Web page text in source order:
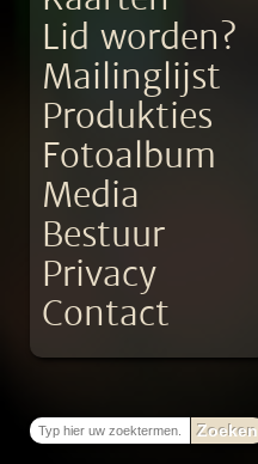
Lid worden?
Mailinglijst
Produkties
Fotoalbum
Media
Bestuur
Privacy
Contact
Zoeken